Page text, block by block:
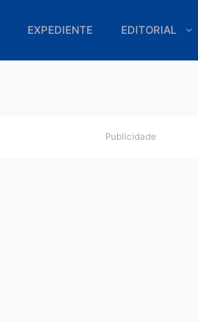
POLÍCIA EXPEDIENTE